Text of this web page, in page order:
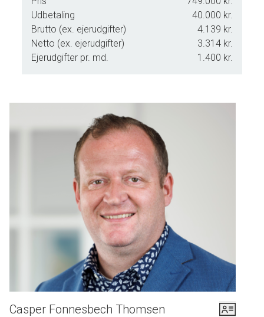
Udbetaling
40.000 kr.
Brutto (ex. ejerudgifter)
4.139 kr.
Netto (ex. ejerudgifter)
3.314 kr.
Ejerudgifter pr. md.
1.400 kr.
Casper Fonnesbech Thomsen